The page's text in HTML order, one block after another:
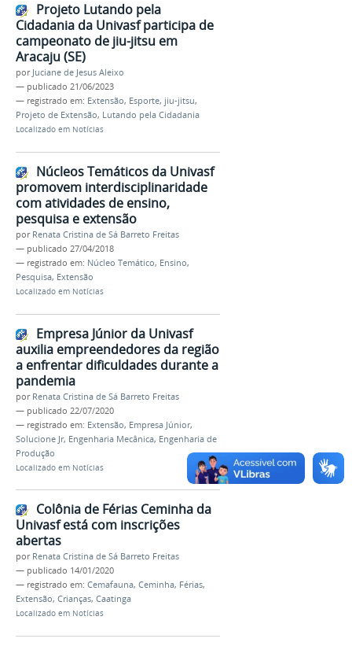
Projeto Lutando pela
Cidadania da Univasf participa de
campeonato de jiu-jitsu em
Aracaju (SE)
por Juciane de Jesus Aleixo
— publicado 21/06/2023
— registrado em: Extensão, Esporte, jiu-jitsu,
Projeto de Extensão, Lutando pela Cidadania
Localizado em Notícias
Núcleos Temáticos da Univasf
promovem interdisciplinaridade
com atividades de ensino,
pesquisa e extensão
por Renata Cristina de Sá Barreto Freitas
— publicado 27/04/2018
— registrado em: Núcleo Temático, Ensino,
Pesquisa, Extensão
Localizado em Notícias
Empresa Júnior da Univasf
auxilia empreendedores da região
a enfrentar dificuldades durante a
pandemia
por Renata Cristina de Sá Barreto Freitas
— publicado 22/07/2020
— registrado em: Extensão, Empresa Júnior,
Solucione Jr, Engenharia Mecânica, Engenharia de
Produção
Localizado em Notícias
Colônia de Férias Ceminha da
Univasf está com inscrições
abertas
por Renata Cristina de Sá Barreto Freitas
— publicado 14/01/2020
— registrado em: Cemafauna, Ceminha, Férias,
Extensão, Crianças, Caatinga
Localizado em Notícias